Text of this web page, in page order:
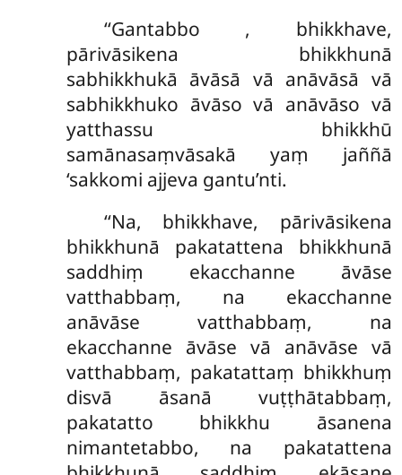
‘‘Gantabbo , bhikkhave,
pārivāsikena bhikkhunā
sabhikkhukā āvāsā vā anāvāsā vā
sabhikkhuko āvāso vā anāvāso vā
yatthassu bhikkhū
samānasaṃvāsakā yaṃ jaññā
‘sakkomi ajjeva gantu’nti.
‘‘Na, bhikkhave, pārivāsikena
bhikkhunā pakatattena bhikkhunā
saddhiṃ ekacchanne āvāse
vatthabbaṃ, na ekacchanne
anāvāse vatthabbaṃ, na
ekacchanne āvāse vā anāvāse vā
vatthabbaṃ, pakatattaṃ bhikkhuṃ
disvā āsanā vuṭṭhātabbaṃ,
pakatatto bhikkhu āsanena
nimantetabbo, na pakatattena